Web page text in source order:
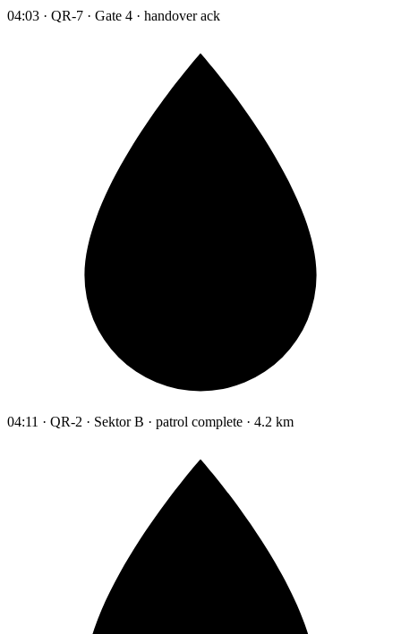
04:03 · QR-7 · Gate 4 · handover ack
04:11 · QR-2 · Sektor B · patrol complete · 4.2 km